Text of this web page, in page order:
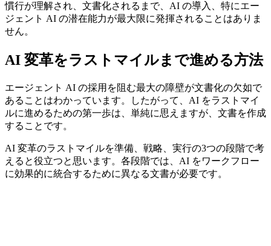
慣行が理解され、文書化されるまで、AI の導入、特にエー
ジェント AI の潜在能力が最大限に発揮されることはありま
せん。
AI 変革をラストマイルまで進める方法
エージェント AI の採用を阻む最大の障壁が文書化の欠如で
あることはわかっています。したがって、AI をラストマイ
ルに進めるための第一歩は、単純に思えますが、文書を作成
することです。
AI 変革のラストマイルを準備、戦略、実行の3つの段階で考
えると役立つと思います。各段階では、AI をワークフロー
に効果的に統合するために異なる文書が必要です。